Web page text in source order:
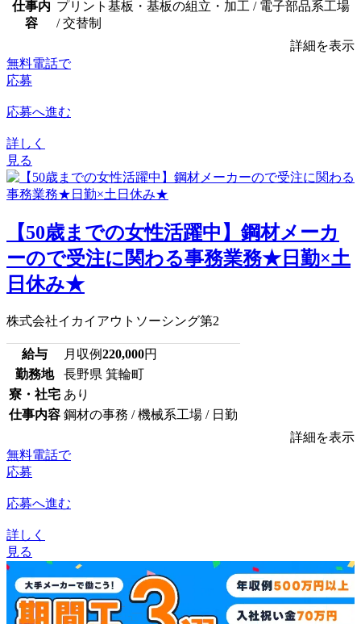
仕事内
容
プリント基板・基板の組立・加工 / 電子部品系工場
/ 交替制
詳細を表示
無料電話で
応募
応募へ進む
詳しく
見る
【50歳までの女性活躍中】鋼材メーカ
ーので受注に関わる事務業務★日勤×土
日休み★
株式会社イカイアウトソーシング第2
給与 月収例220,000円
勤務地
長野県 箕輪町
寮・社宅 あり
仕事内容 鋼材の事務 / 機械系工場 / 日勤
詳細を表示
無料電話で
応募
応募へ進む
詳しく
見る